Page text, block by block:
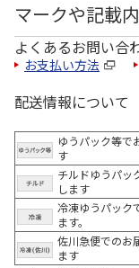
マークや記載
よくあるお問い合
お支払い方法
配送情報について
ゆうパック等で
す
チルドゆうパッ
します
冷凍ゆうパック
ます。
佐川急便でのお
ます